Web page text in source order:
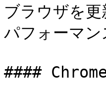
ブラウザを
パフォーマ
####